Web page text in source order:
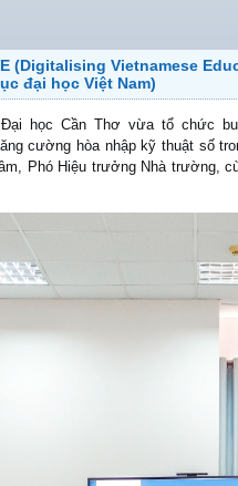
(Digitalising Vietnamese
đại học Việt Nam)
học Cần Thơ vừa tổ chức
cường hòa nhập kỹ thuật số
Phó Hiệu trưởng Nhà trường,